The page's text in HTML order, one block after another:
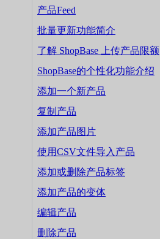
产品Feed
批量更新功能简介
了解 ShopBase 上传产品限额
ShopBase的个性化功能介绍
添加一个新产品
复制产品
添加产品图片
使用CSV文件导入产品
添加或删除产品标签
添加产品的变体
编辑产品
删除产品